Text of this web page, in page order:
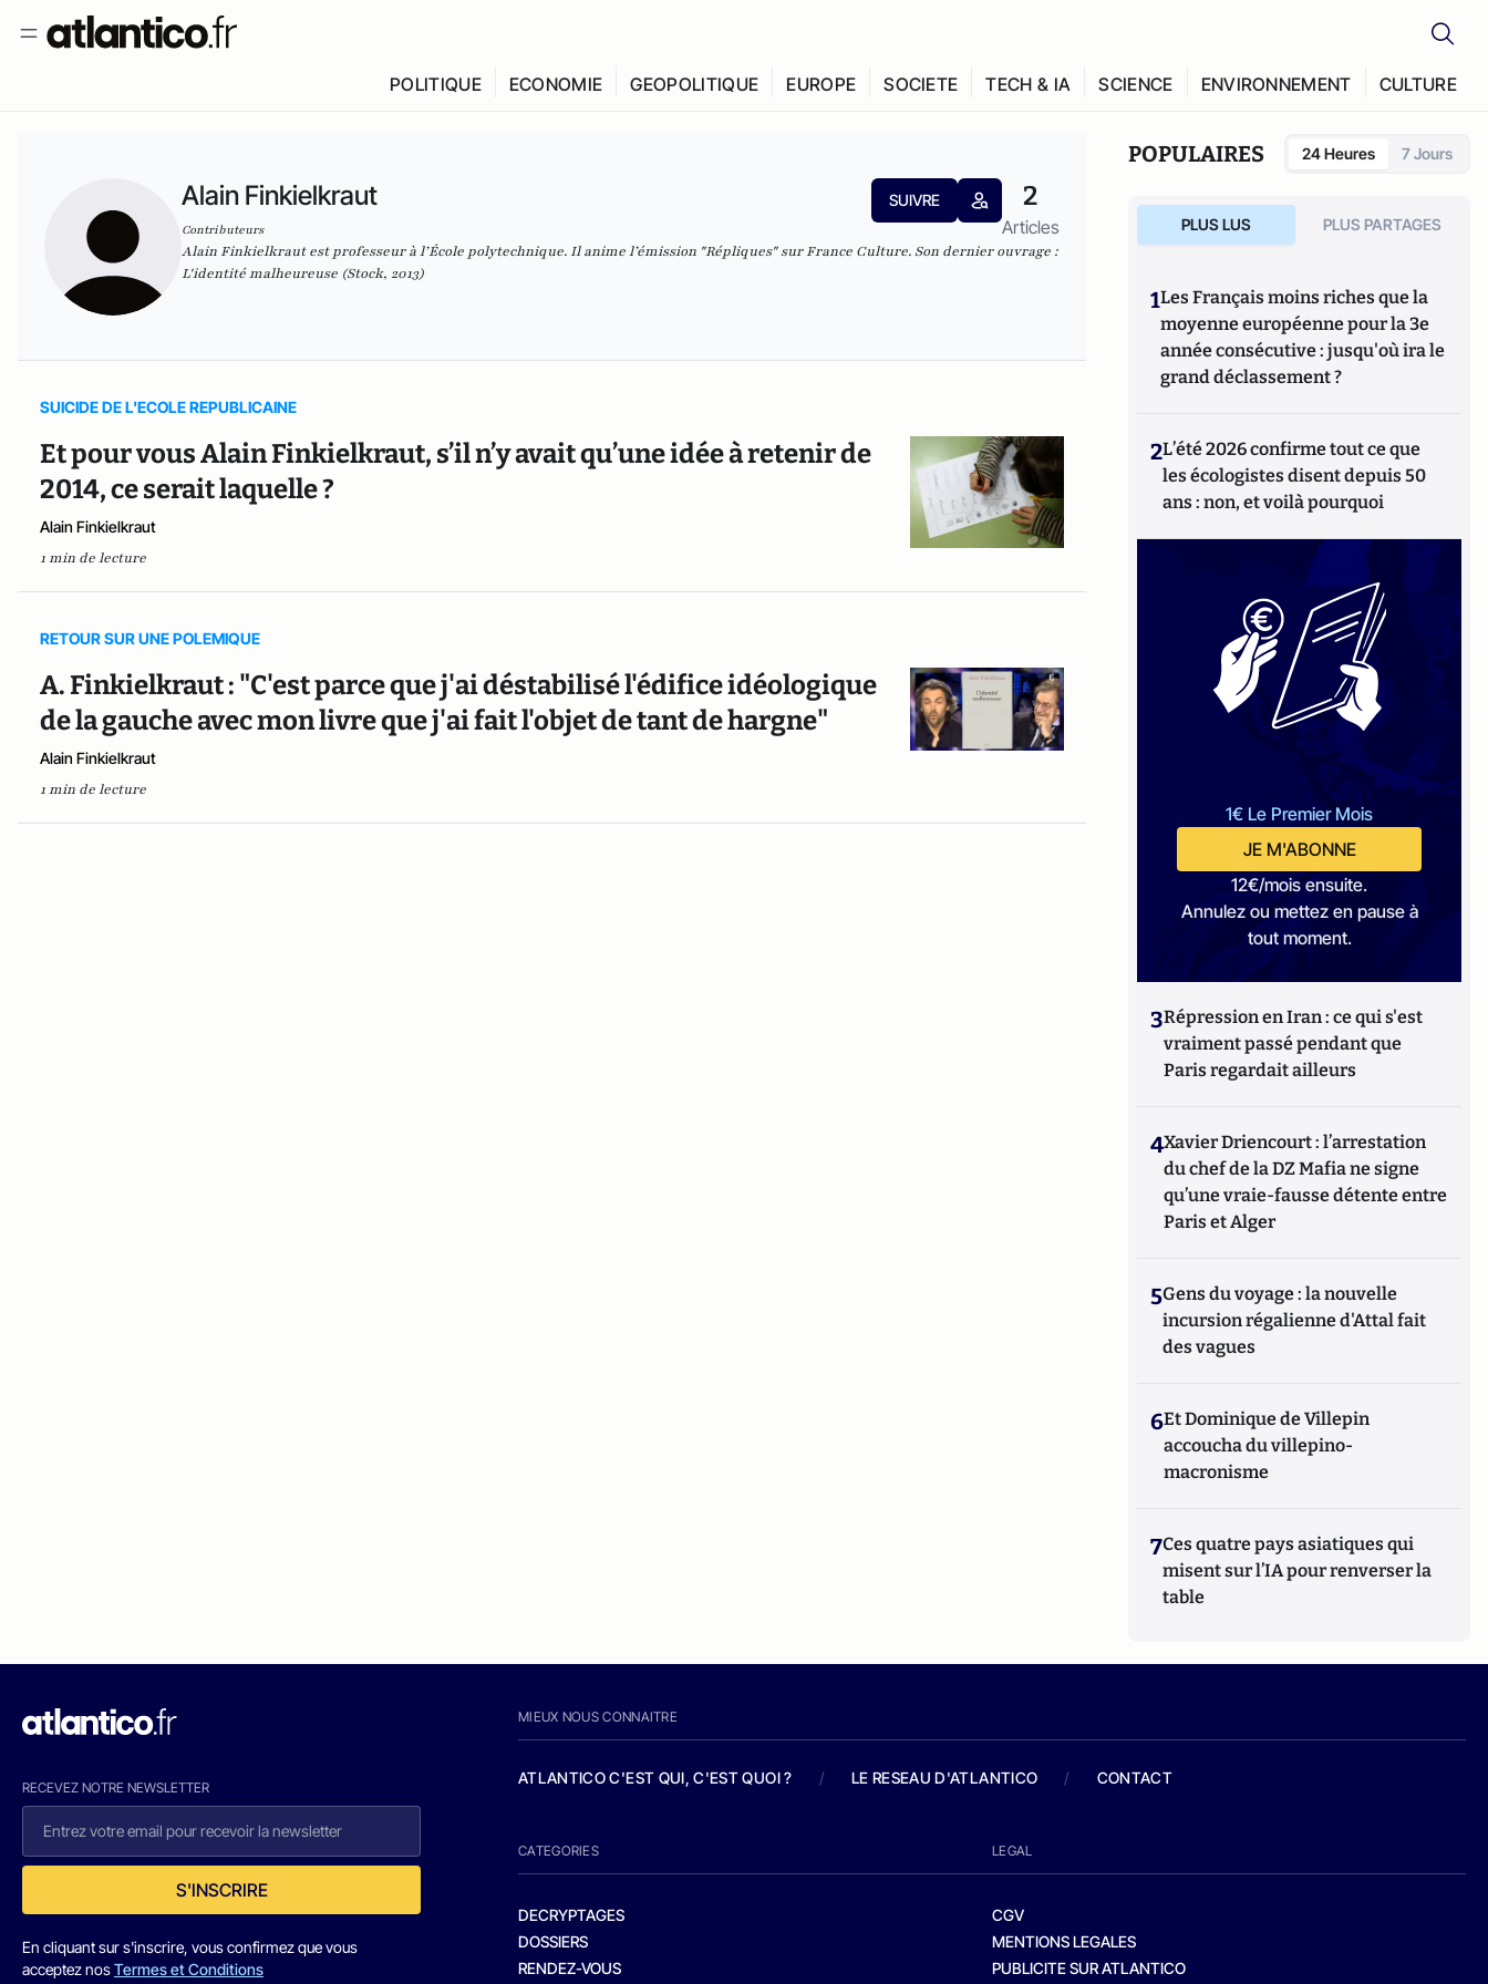
POLITIQUE ECONOMIE GEOPOLITIQUE EUROPE SOCIETE TECH & IA SCIENCE ENVIRONNEMENT CULTURE
Alain Finkielkraut
Contributeurs
SUIVRE 2
Articles
Alain Finkielkrautest professeur à l’École polytechnique. Il anime l’émission "Répliques" sur France Culture. Son dernier ouvrage :
L'identité malheureuse (Stock, 2013)
SUICIDE DE L'ECOLE REPUBLICAINE
Et pour vous Alain Finkielkraut, s’il n’y avait qu’une idée à retenir de
2014, ce serait laquelle ?
Alain Finkielkraut
1 min de lecture
RETOUR SUR UNE POLEMIQUE
A. Finkielkraut : "C'est parce que j'ai déstabilisé l'édifice idéologique
de la gauche avec mon livre que j'ai fait l'objet de tant de hargne"
Alain Finkielkraut
1 min de lecture
POPULAIRES 24 Heures 7 Jours
PLUS LUS PLUS PARTAGES
1Les Français moins riches que la
moyenne européenne pour la 3e
année consécutive : jusqu'où ira le
grand déclassement ?
2L’été 2026 confirme tout ce que
les écologistes disent depuis 50
ans : non, et voilà pourquoi
1€ Le Premier Mois
JE M'ABONNE
12€/mois ensuite.
Annulez ou mettez en pause à
tout moment.
3Répression en Iran : ce qui s'est
vraiment passé pendant que
Paris regardait ailleurs
4Xavier Driencourt : l’arrestation
du chef de la DZ Mafia ne signe
qu’une vraie-fausse détente entre
Paris et Alger
5Gens du voyage : la nouvelle
incursion régalienne d'Attal fait
des vagues
6Et Dominique de Villepin
accoucha du villepino-
macronisme
7Ces quatre pays asiatiques qui
misent sur l’IA pour renverser la
table
RECEVEZ NOTRE NEWSLETTER
S'INSCRIRE
En cliquant sur s'inscrire, vous confirmez que vous
acceptez nosTermes et Conditions
MIEUX NOUS CONNAITRE
ATLANTICO C'EST QUI, C'EST QUOI ? / LE RESEAU D'ATLANTICO / CONTACT
CATEGORIES
DECRYPTAGES
DOSSIERS
RENDEZ-VOUS
LEGAL
CGV
MENTIONS LEGALES
PUBLICITE SUR ATLANTICO